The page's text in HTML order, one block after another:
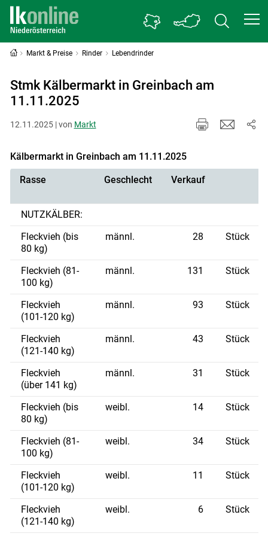
Markt & Preise Rinder Lebendrinder
Stmk Kälbermarkt in Greinbach am
11.11.2025
12.11.2025 | von Markt
Kälbermarkt in Greinbach am 11.11.2025
Rasse Geschlecht Verkauf
NUTZKÄLBER:
Fleckvieh (bis
80 kg)
männl. 28 Stück
Fleckvieh (81-
100 kg)
männl. 131 Stück
Fleckvieh
(101-120 kg)
männl. 93 Stück
Fleckvieh
(121-140 kg)
männl. 43 Stück
Fleckvieh
(über 141 kg)
männl. 31 Stück
Fleckvieh (bis
80 kg)
weibl. 14 Stück
Fleckvieh (81-
100 kg)
weibl. 34 Stück
Fleckvieh
(101-120 kg)
weibl. 11 Stück
Fleckvieh
(121-140 kg)
weibl. 6 Stück